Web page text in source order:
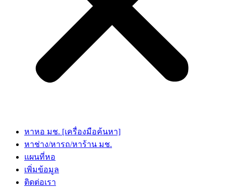
หาหอ มช. [เครื่องมือค้นหา]
หาช่าง/หารถ/หาร้าน มช.
แผนที่หอ
เพิ่มข้อมูล
ติดต่อเรา